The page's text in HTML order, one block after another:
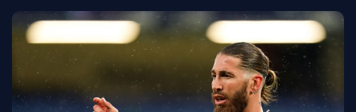
MERCATO
CDM 2026
PSG
LIGUE 1